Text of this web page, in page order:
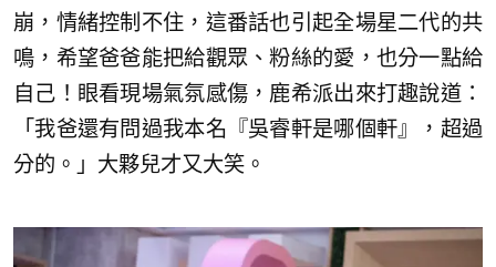
崩，情緒控制不住，這番話也引起全場星二代的共
鳴，希望爸爸能把給觀眾、粉絲的愛，也分一點給
自己！眼看現場氣氛感傷，鹿希派出來打趣說道：
「我爸還有問過我本名『吳睿軒是哪個軒』，超過
分的。」大夥兒才又大笑。